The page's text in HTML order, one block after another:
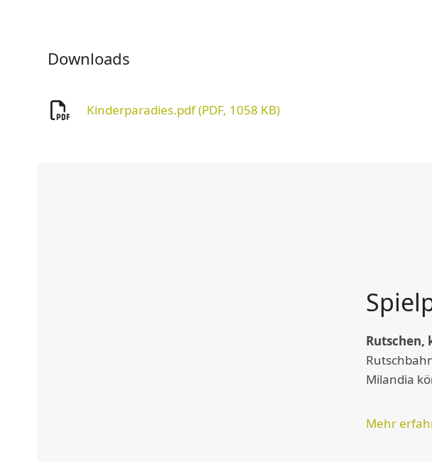
Downloads
Kinderparadies.pdf (PDF, 1058 KB)
Milandia
Mehr